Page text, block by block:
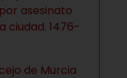
asesinato
ciudad. 1476-
de Murcia